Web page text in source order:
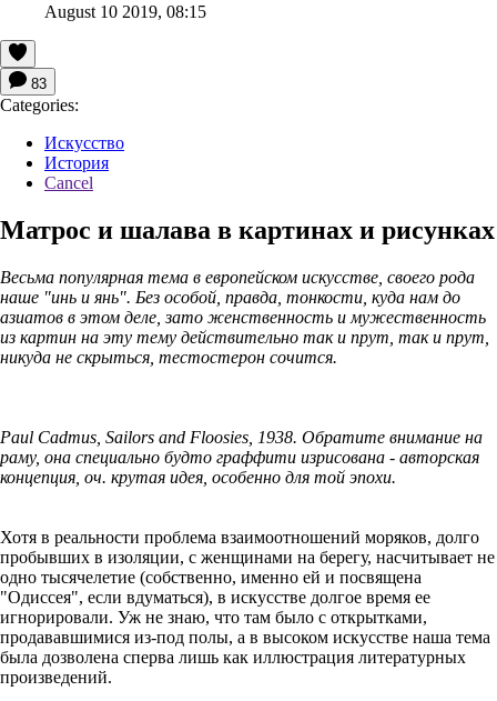
August 10 2019, 08:15
83
Categories:
Искусство
История
Cancel
Матрос и шалава в картинах и рисунках
Весьма популярная тема в европейском искусстве, своего рода
наше "инь и янь". Без особой, правда, тонкости, куда нам до
азиатов в этом деле, зато женственность и мужественность
из картин на эту тему действительно так и прут, так и прут,
никуда не скрыться, тестостерон сочится.
Paul Cadmus, Sailors and Floosies, 1938. Обратите внимание на
раму, она специально будто граффити изрисована - авторская
концепция, оч. крутая идея, особенно для той эпохи.
Хотя в реальности проблема взаимоотношений моряков, долго
пробывших в изоляции, с женщинами на берегу, насчитывает не
одно тысячелетие (собственно, именно ей и посвящена
"Одиссея", если вдуматься), в искусстве долгое время ее
игнорировали. Уж не знаю, что там было с открытками,
продававшимися из-под полы, а в высоком искусстве наша тема
была дозволена сперва лишь как иллюстрация литературных
произведений.